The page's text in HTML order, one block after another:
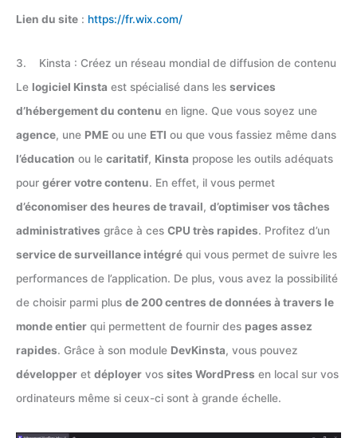
Lien du site : https://fr.wix.com/
3. Kinsta : Créez un réseau mondial de diffusion de contenu
Le logiciel Kinsta est spécialisé dans les services
d’hébergement du contenu en ligne. Que vous soyez une
agence, une PME ou une ETI ou que vous fassiez même dans
l’éducation ou le caritatif, Kinsta propose les outils adéquats
pour gérer votre contenu. En effet, il vous permet
d’économiser des heures de travail, d’optimiser vos tâches
administratives grâce à ces CPU très rapides. Profitez d’un
service de surveillance intégré qui vous permet de suivre les
performances de l’application. De plus, vous avez la possibilité
de choisir parmi plus de 200 centres de données à travers le
monde entier qui permettent de fournir des pages assez
rapides. Grâce à son module DevKinsta, vous pouvez
développer et déployer vos sites WordPress en local sur vos
ordinateurs même si ceux-ci sont à grande échelle.